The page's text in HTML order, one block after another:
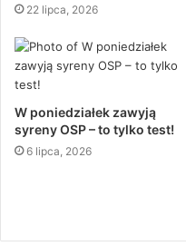
22 lipca, 2026
W poniedziałek zawyją
syreny OSP – to tylko test!
6 lipca, 2026